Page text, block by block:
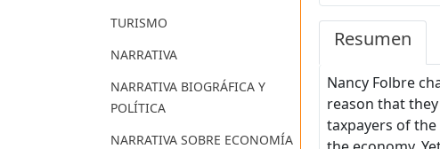
TURISMO
NARRATIVA
NARRATIVA BIOGRÁFICA Y
POLÍTICA
NARRATIVA SOBRE ECONOMÍA
Resumen
Nancy Folbre
reason that
taxpayers of